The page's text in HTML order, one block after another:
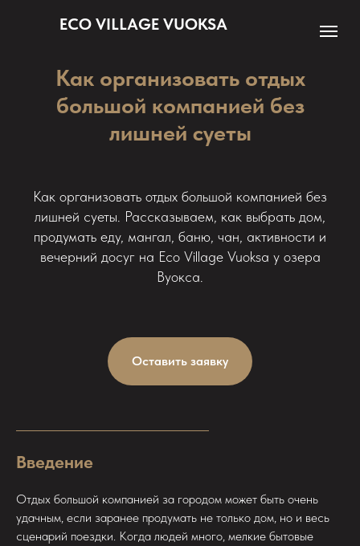
ECO VILLAGE VUOKSA
Как организовать отдых
большой компанией без
лишней суеты
Как организовать отдых большой компанией без
лишней суеты. Рассказываем, как выбрать дом,
продумать еду, мангал, баню, чан, активности и
вечерний досуг на Eco Village Vuoksa у озера
Вуокса.
Оставить заявку
Введение
Отдых большой компанией за городом может быть очень
удачным, если заранее продумать не только дом, но и весь
сценарий поездки. Когда людей много, мелкие бытовые